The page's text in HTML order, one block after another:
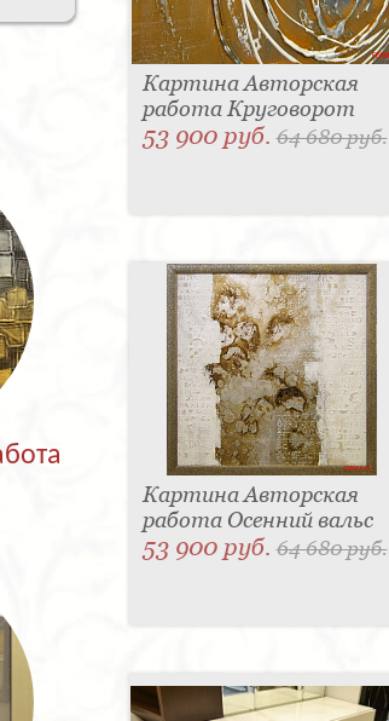
Картина Авторская
работа Круговорот
53 900 руб.64 680 руб.
Картина Авторская
работа Осенний вальс
53 900 руб.64 680 руб.